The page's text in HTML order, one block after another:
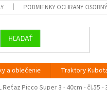
PODMIENKY OCHRANY
HĽADAŤ
a oblečenie Traktory
Reťaz Picco Super 3 - 40cm - čl.55 -